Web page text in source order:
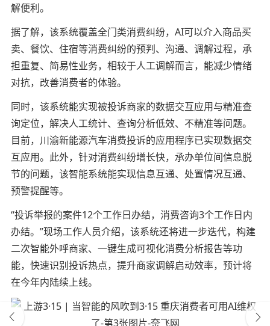
解便利。
据了解，该系统覆盖全门类消费纠纷，AI可以介入商品买
卖、餐饮、住宿等消费纠纷的预判、沟通、调解过程，承
担重复、简易性业务，相较于人工调解而言，能减少情绪
对抗，改善消费者的体验。
同时，该系统能实现被投诉商家的数据交互应用与精准查
询定位，解决人工统计、查询分析低效、不精准等问题。
目前，川渝新能源汽车消费投诉的应用程序已实现数据交
互应用。此外，针对消费纠纷增长快，承办单位间信息脱
节的问题，该智能系统能实现信息互通、处置情况互通、
预警提醒等。
“投诉举报的案件12个工作日办结，消费咨询3个工作日内
办结。”现场工作人员介绍，该系统还将进一步迭代，构建
二次智能外呼商家、一键生成可视化消费分析报告等功
能，快速识别投诉热点，提升商家调解启动效率，预计将
在今年内陆续上线。